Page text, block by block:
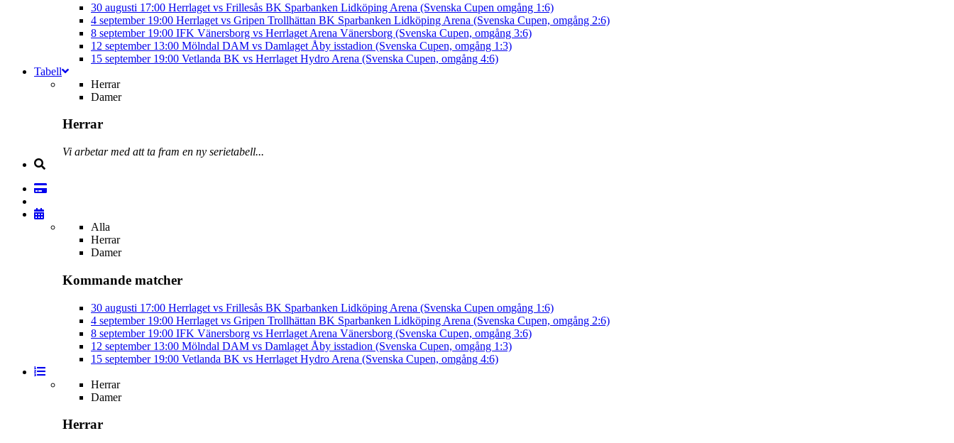
30 augusti 17:00 Herrlaget vs Frillesås BK Sparbanken Lidköping Arena (Svenska Cupen omgång 1:6)
4 september 19:00 Herrlaget vs Gripen Trollhättan BK Sparbanken Lidköping Arena (Svenska Cupen, omgång 2:6)
8 september 19:00 IFK Vänersborg vs Herrlaget Arena Vänersborg (Svenska Cupen, omgång 3:6)
12 september 13:00 Mölndal DAM vs Damlaget Åby isstadion (Svenska Cupen, omgång 1:3)
15 september 19:00 Vetlanda BK vs Herrlaget Hydro Arena (Svenska Cupen, omgång 4:6)
Tabell
Herrar
Damer
Herrar
Vi arbetar med att ta fram en ny serietabell...
Alla
Herrar
Damer
Kommande matcher
30 augusti 17:00 Herrlaget vs Frillesås BK Sparbanken Lidköping Arena (Svenska Cupen omgång 1:6)
4 september 19:00 Herrlaget vs Gripen Trollhättan BK Sparbanken Lidköping Arena (Svenska Cupen, omgång 2:6)
8 september 19:00 IFK Vänersborg vs Herrlaget Arena Vänersborg (Svenska Cupen, omgång 3:6)
12 september 13:00 Mölndal DAM vs Damlaget Åby isstadion (Svenska Cupen, omgång 1:3)
15 september 19:00 Vetlanda BK vs Herrlaget Hydro Arena (Svenska Cupen, omgång 4:6)
Herrar
Damer
Herrar